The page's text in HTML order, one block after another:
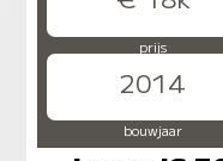
prijs
2014
bouwjaar